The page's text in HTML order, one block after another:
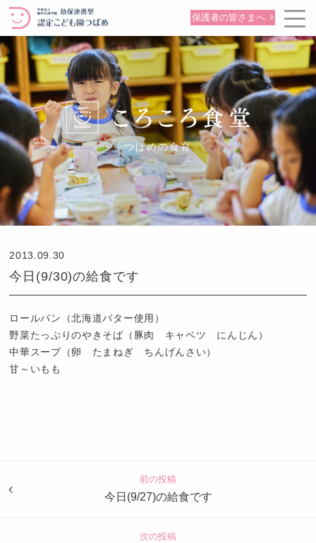
保護者の皆さまへ
つばめの食育
2013.09.30
今日(9/30)の給食です
ロールパン（北海道バター使用）
野菜たっぷりのやきそば（豚肉 キャベツ にんじん）
中華スープ（卵 たまねぎ ちんげんさい）
甘～いもも
も
前の投稿
今日(9/27)の給食です
次の投稿